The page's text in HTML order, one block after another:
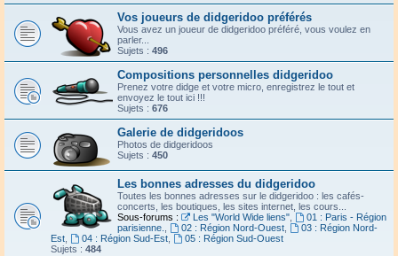
Vos joueurs de didgeridoo préférés
Vous avez un joueur de didgeridoo préféré, vous voulez en
parler...
Sujets : 496
Compositions personnelles didgeridoo
Prenez votre didge et votre micro, enregistrez le tout et
envoyez le tout ici !!!
Sujets : 676
Galerie de didgeridoos
Photos de didgeridoos
Sujets : 450
Les bonnes adresses du didgeridoo
Toutes les bonnes adresses sur le didgeridoo : les cafés-
concerts, les boutiques, les sites internet, les cours...
Sous-forums :
Les "World Wide liens",
01 : Paris - Région
parisienne.
02 : Région Nord-Ouest,
03 : Région Nord-
Est
04 : Région Sud-Est,
05 : Région Sud-Ouest
Sujets : 484